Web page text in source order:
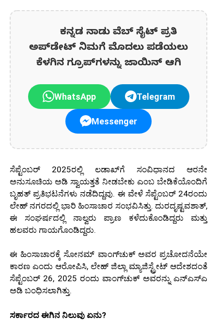
ಕನ್ನಡ ನಾಡು ವೆಬ್ ಸೈಟ್ ಪ್ರತಿ
ಅಪ್‌ಡೇಟ್‌ ನಿಮಗೆ ಮೊದಲು ಪಡೆಯಲು
ಕೆಳಗಿನ ಗ್ರೂಪ್‌ಗಳನ್ನು ಜಾಯಿನ್ ಆಗಿ
WhatsApp Telegram
Messenger
ಸೆಪ್ಟೆಂಬರ್ 2025ರಲ್ಲಿ ಲಡಾಖ್‌ಗೆ ಸಂವಿಧಾನದ ಆರನೇ
ಅನುಸೂಚಿಯ ಅಡಿ ಸ್ವಾಯತ್ತತೆ ನೀಡಬೇಕು ಎಂಬ ಬೇಡಿಕೆಯೊಂದಿಗೆ
ಬೃಹತ್ ಪ್ರತಿಭಟನೆಗಳು ನಡೆದಿದ್ದವು. ಈ ವೇಳೆ ಸೆಪ್ಟೆಂಬರ್ 24ರಂದು
ಲೇಹ್ ನಗರದಲ್ಲಿ ಭಾರಿ ಹಿಂಸಾಚಾರ ಸಂಭವಿಸಿತ್ತು. ದುರದೃಷ್ಟವಶಾತ್,
ಈ ಸಂಘರ್ಷದಲ್ಲಿ ನಾಲ್ವರು ಪ್ರಾಣ ಕಳೆದುಕೊಂಡಿದ್ದರು ಮತ್ತು
ಹಲವರು ಗಾಯಗೊಂಡಿದ್ದರು.
ಈ ಹಿಂಸಾಚಾರಕ್ಕೆ ಸೋನಮ್ ವಾಂಗ್‌ಚುಕ್ ಅವರ ಪ್ರಚೋದನೆಯೇ
ಕಾರಣ ಎಂದು ಆರೋಪಿಸಿ, ಲೇಹ್ ಜಿಲ್ಲಾ ಮ್ಯಾಜಿಸ್ಟ್ರೇಟ್ ಆದೇಶದಂತೆ
ಸೆಪ್ಟೆಂಬರ್ 26, 2025 ರಂದು ವಾಂಗ್‌ಚುಕ್ ಅವರನ್ನು ಎನ್‌ಎಸ್‌ಎ
ಅಡಿ ಬಂಧಿಸಲಾಗಿತ್ತು.
ಸರ್ಕಾರದ ಈಗಿನ ನಿಲುವು ಏನು?